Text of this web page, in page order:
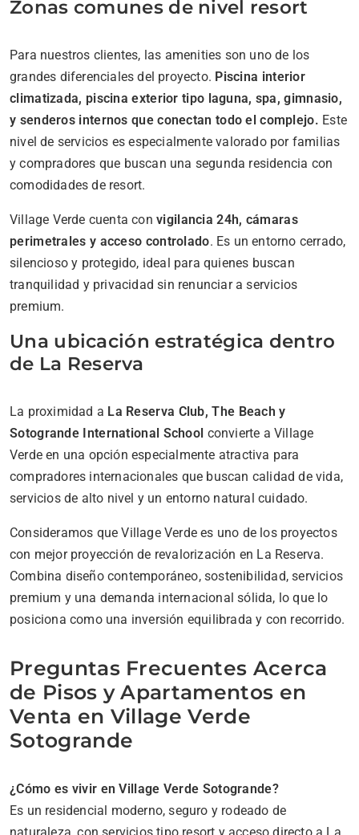
Zonas comunes de nivel resort
Para nuestros clientes, las amenities son uno de los
grandes diferenciales del proyecto. Piscina interior
climatizada, piscina exterior tipo laguna, spa, gimnasio,
y senderos internos que conectan todo el complejo. Este
nivel de servicios es especialmente valorado por familias
y compradores que buscan una segunda residencia con
comodidades de resort.
Village Verde cuenta con vigilancia 24h, cámaras
perimetrales y acceso controlado. Es un entorno cerrado,
silencioso y protegido, ideal para quienes buscan
tranquilidad y privacidad sin renunciar a servicios
premium.
Una ubicación estratégica dentro
de La Reserva
La proximidad a La Reserva Club, The Beach y
Sotogrande International School convierte a Village
Verde en una opción especialmente atractiva para
compradores internacionales que buscan calidad de vida,
servicios de alto nivel y un entorno natural cuidado.
Consideramos que Village Verde es uno de los proyectos
con mejor proyección de revalorización en La Reserva.
Combina diseño contemporáneo, sostenibilidad, servicios
premium y una demanda internacional sólida, lo que lo
posiciona como una inversión equilibrada y con recorrido.
Preguntas Frecuentes Acerca
de Pisos y Apartamentos en
Venta en Village Verde
Sotogrande
¿Cómo es vivir en Village Verde Sotogrande?
Es un residencial moderno, seguro y rodeado de
naturaleza, con servicios tipo resort y acceso directo a La